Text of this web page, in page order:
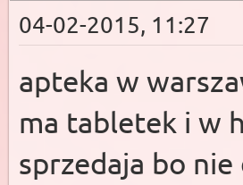
04-02-2015, 11:27
apteka w
ma tabletek i w
sprzedaja bo